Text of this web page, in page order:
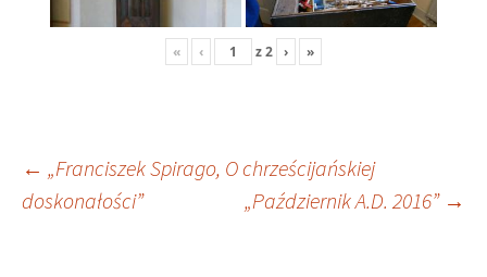
« ‹ z2 › »
Nawigacja
← „Franciszek Spirago, O chrześcijańskiej
doskonałości”
„Październik A.D. 2016” →